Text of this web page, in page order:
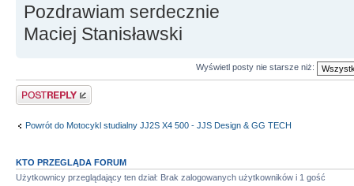
Pozdrawiam serdecznie
Maciej Stanisławski
Wyświetl posty nie starsze niż:
Odpowiedz
Powrót do Motocykl studialny JJ2S X4 500 - JJS Design & GG TECH
KTO PRZEGLĄDA FORUM
Użytkownicy przeglądający ten dział: Brak zalogowanych użytkowników i 1 gość